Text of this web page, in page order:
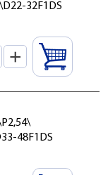
32F1DS
+
48F1DS